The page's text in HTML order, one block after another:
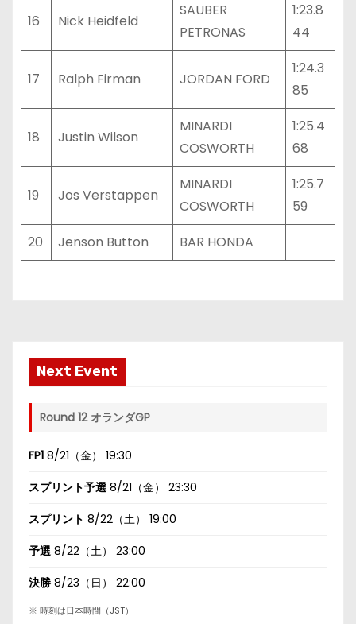
16 Nick Heidfeld
SAUBER
PETRONAS
1:23.8
44
17 Ralph Firman JORDAN FORD
1:24.3
85
18 Justin Wilson
MINARDI
COSWORTH
1:25.4
68
19 Jos Verstappen
MINARDI
COSWORTH
1:25.7
59
20
Jenson Button BAR HONDA
Next Event
Round 12 オランダGP
FP1 8/21（金） 19:30
スプリント予選 8/21（金） 23:30
スプリント 8/22（土） 19:00
予選 8/22（土） 23:00
決勝 8/23（日） 22:00
※ 時刻は日本時間（JST）